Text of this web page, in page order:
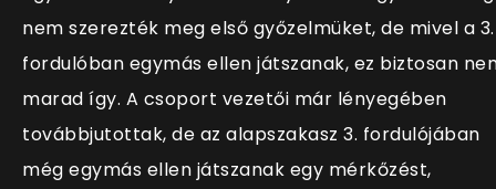
nem szerezték meg első győzelmüket, de mivel a 3.
fordulóban egymás ellen játszanak, ez biztosan
marad így. A csoport vezetői már lényegében
továbbjutottak, de az alapszakasz 3. fordulójában
még egymás ellen játszanak egy mérkőzést,